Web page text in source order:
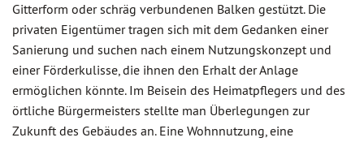
Gitterform oder schräg verbundenen Balken gestützt. Die
privaten Eigentümer tragen sich mit dem Gedanken einer
Sanierung und suchen nach einem Nutzungskonzept und
einer Förderkulisse, die ihnen den Erhalt der Anlage
ermöglichen könnte. Im Beisein des Heimatpflegers und des
örtliche Bürgermeisters stellte man Überlegungen zur
Zukunft des Gebäudes an. Eine Wohnnutzung, eine